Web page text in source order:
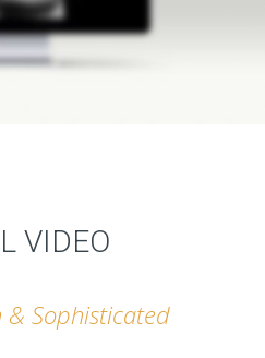
VIDEO
& Sophisticated